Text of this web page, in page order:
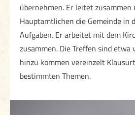
übernehmen. Er leitet zusammen
Hauptamtlichen die Gemeinde in
Aufgaben. Er arbeitet mit dem
zusammen. Die Treffen sind
hinzu kommen vereinzelt
bestimmten Themen.